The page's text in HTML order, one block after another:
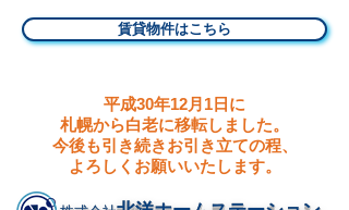
賃貸物件はこちら
平成30年12月1日に
札幌から白老に移転しました。
​今後も引き続きお引き立ての程、
よろしくお願いいたします。